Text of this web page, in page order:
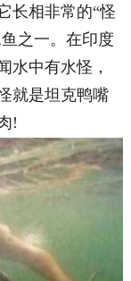
长相非常的“怪
之一。在印度
水中有水怪，
就是坦克鸭嘴
!